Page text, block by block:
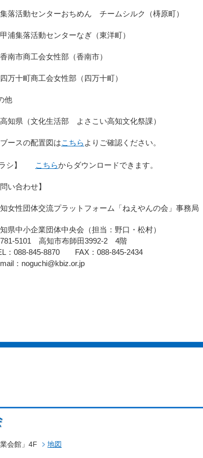
活動センターおちめん チームシルク（梼原町）
集落活動センターなぎ（東洋町）
市商工会女性部（香南市）
十町商工会女性部（四万十町）
他
県（文化生活部 よさこい高知文化祭課）
ースの配置図はこちら よりご確認ください。
シ】 こちらからダウンロードできます。
い合わせ】
性団体交流プラットフォーム「ねえやんの会」事務局
中小企業団体中央会（担当：野口・松村）
5101 高知市布師田3992-2 4階
088-845-8870 FAX：088-845-2434
：noguchi@kbiz.or.jp
会館」4F
地図